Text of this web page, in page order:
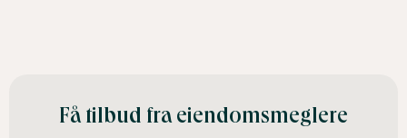
Få tilbud fra eiendomsmeglere